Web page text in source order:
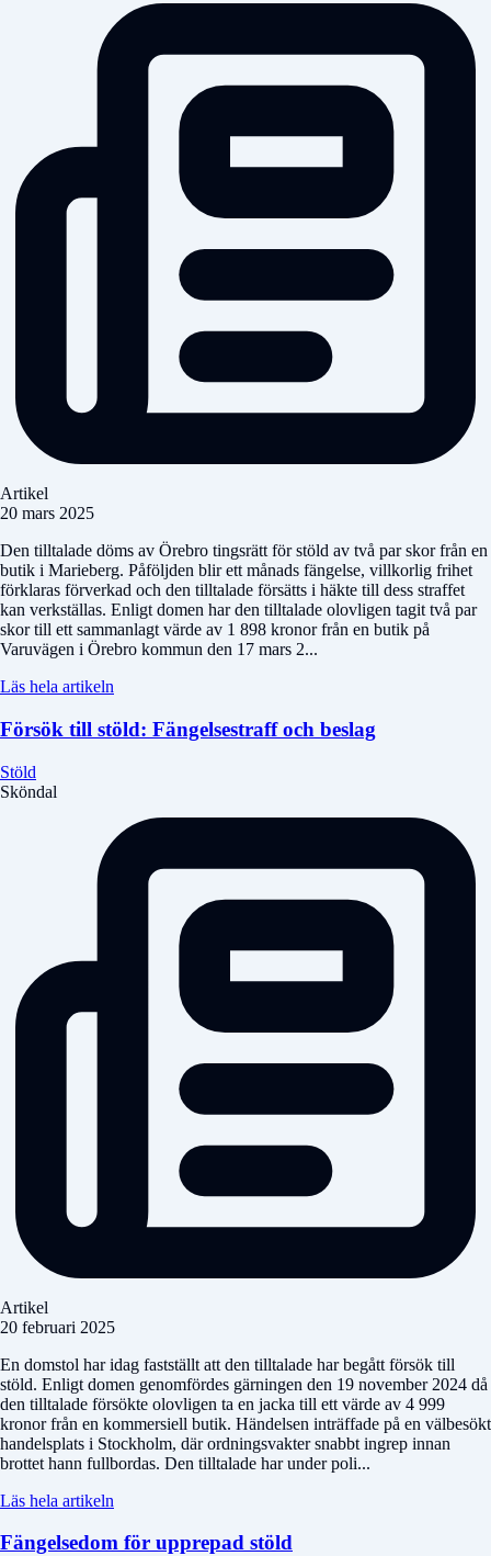
Artikel
20 mars 2025
Den tilltalade döms av Örebro tingsrätt för stöld av två par skor från en
butik i Marieberg. Påföljden blir ett månads fängelse, villkorlig frihet
förklaras förverkad och den tilltalade försätts i häkte till dess straffet
kan verkställas. Enligt domen har den tilltalade olovligen tagit två par
skor till ett sammanlagt värde av 1 898 kronor från en butik på
Varuvägen i Örebro kommun den 17 mars 2...
Läs hela artikeln
Försök till stöld: Fängelsestraff och beslag
Stöld
Sköndal
Artikel
20 februari 2025
En domstol har idag fastställt att den tilltalade har begått försök till
stöld. Enligt domen genomfördes gärningen den 19 november 2024 då
den tilltalade försökte olovligen ta en jacka till ett värde av 4 999
kronor från en kommersiell butik. Händelsen inträffade på en välbesökt
handelsplats i Stockholm, där ordningsvakter snabbt ingrep innan
brottet hann fullbordas. Den tilltalade har under poli...
Läs hela artikeln
Fängelsedom för upprepad stöld